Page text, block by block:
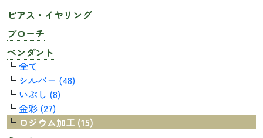
ピアス・イヤリング
ブローチ
ペンダント
┗全て
┗ シルバー (48)
┗ いぶし (8)
┗金彩 (27)
┗ ロジウム加工 (15)